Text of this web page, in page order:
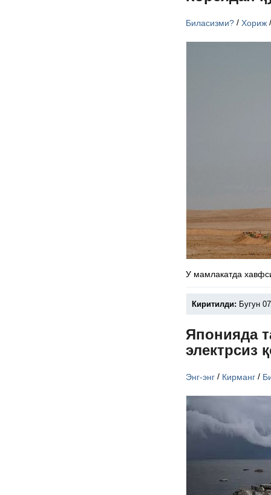
Биласизми? /Хориж
У мамлакатда
Киритилди: Бугун
Японияда
электрсиз
Энг-энг / Кирманг /